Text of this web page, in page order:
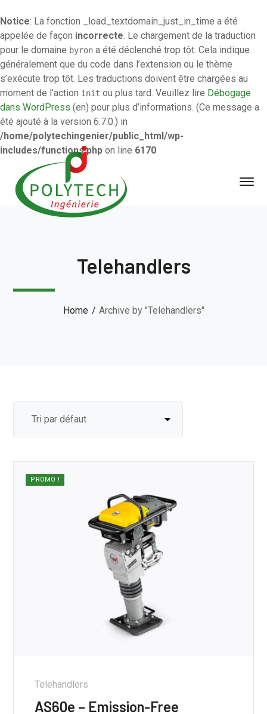
Notice: La fonction _load_textdomain_just_in_time a été
appelée de façon incorrecte. Le chargement de la traduction
pour le domaine byron a été déclenché trop tôt. Cela indique
généralement que du code dans l’extension ou le thème
s’exécute trop tôt. Les traductions doivent être chargées au
moment de l’action init ou plus tard. Veuillez lire Débogage
dans WordPress (en) pour plus d’informations. (Ce message a
été ajouté à la version 6.7.0.) in
/home/polytechingenier/public_html/wp-
includes/functions.php on line 6170
Telehandlers
Home Archive by "Telehandlers"
PROMO !
Telehandlers
AS60e – Emission-Free